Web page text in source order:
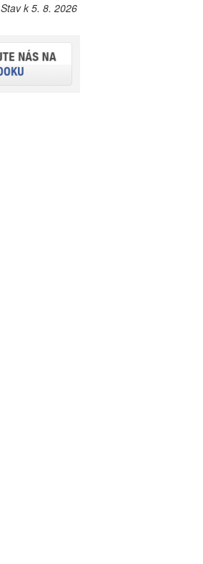
Stav k 5. 8. 2026